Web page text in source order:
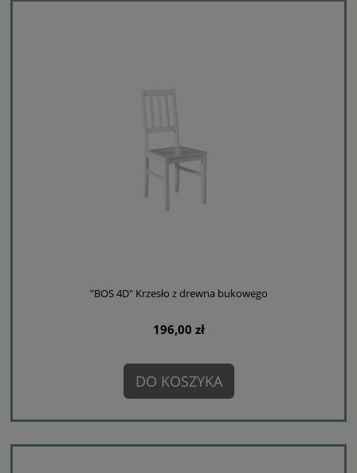
"BOS 4D" Krzesło z drewna bukowego
196,00 zł
DO KOSZYKA